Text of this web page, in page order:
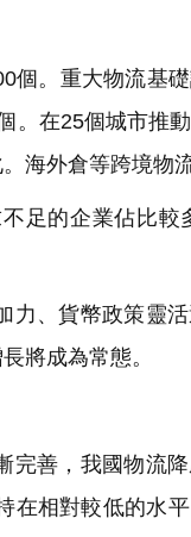
。重大物流基
。在25個城市推
海外倉等跨境物
足的企業佔比較
、貨幣政策靈活
將成為常態。
善，我國物流
相對較低的水